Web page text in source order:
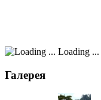
Loading ...
Галерея